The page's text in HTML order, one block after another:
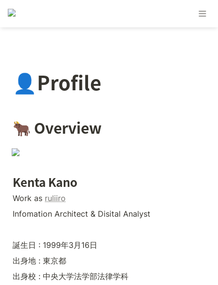
👤Profile
🐂 Overview
Kenta Kano
Work as ruliiro
Infomation Architect & Disital Analyst
誕生日 : 1999年3月16日
出身地 : 東京都
出身校 : 中央大学法学部法律学科